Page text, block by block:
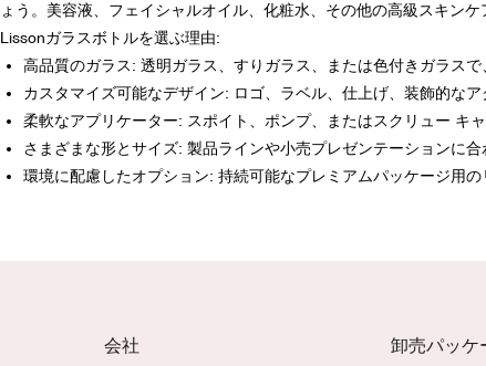
ょう。美容液、フェイシャルオイル、化粧水、その他の高級スキンケ
Lissonガラスボトルを選ぶ理由:
高品質のガラス: 透明ガラス、すりガラス、または色付きガラスで
カスタマイズ可能なデザイン: ロゴ、ラベル、仕上げ、装飾的な
柔軟なアプリケーター: スポイト、ポンプ、またはスクリュー キ
さまざまな形とサイズ: 製品ラインや小売プレゼンテーションに合
環境に配慮したオプション: 持続可能なプレミアムパッケージ用の
会社 卸売パッケ